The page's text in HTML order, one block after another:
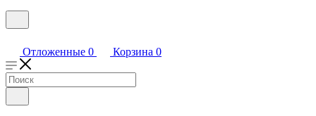
Отложенные 0 Корзина 0